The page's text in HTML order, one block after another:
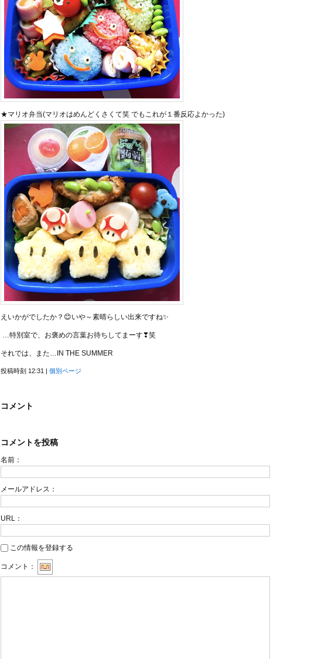
★マリオ弁当(マリオはめんどくさくて笑 でもこれが１番反応よかった)
えいかがでしたか？😊いや～素晴らしい出来ですね✨
…特別室で、お褒めの言葉お待ちしてまーす❣笑
それでは、また…IN THE SUMMER
投稿時刻 12:31 | 個別ページ
コメント
コメントを投稿
名前：
メールアドレス：
URL：
この情報を登録する
コメント：